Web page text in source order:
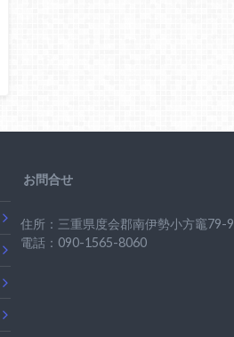
お問合せ
住所：三重県度会郡南伊勢小方竈79-9
電話：090-1565-8060